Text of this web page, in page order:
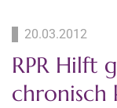
20.03.2012
RPR
chronisch